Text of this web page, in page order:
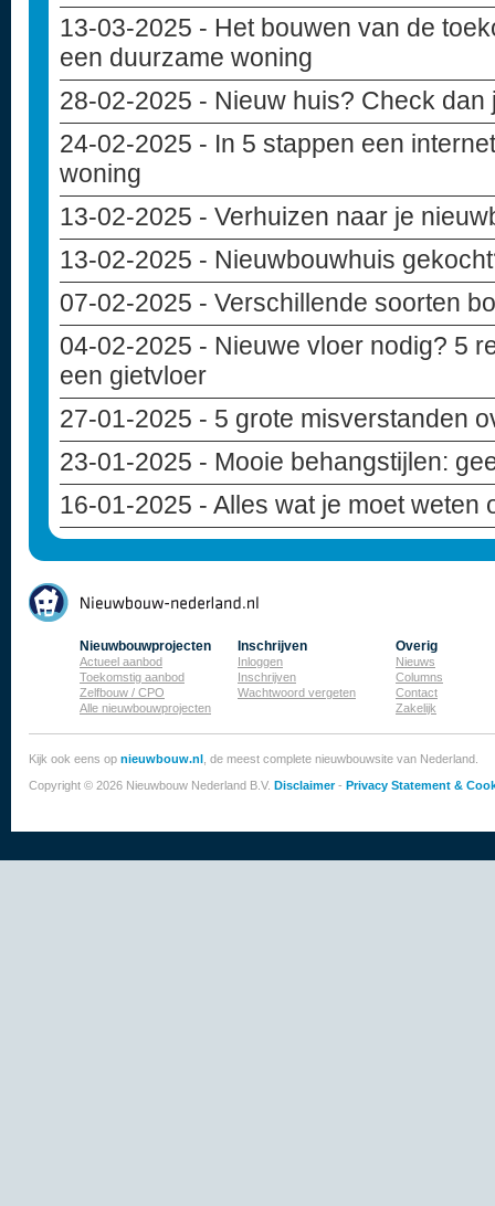
13-03-2025 - Het bouwen van de
een duurzame woning
28-02-2025 - Nieuw huis? Check
24-02-2025 - In 5 stappen een
woning
13-02-2025 - Verhuizen naar je
13-02-2025 - Nieuwbouwhuis
07-02-2025 - Verschillende soorten
04-02-2025 - Nieuwe vloer nodig? 5
een gietvloer
27-01-2025 - 5 grote misverstanden
23-01-2025 - Mooie behangstijlen:
16-01-2025 - Alles wat je moet weten
Nieuwbouwprojecten
Actueel aanbod
Toekomstig aanbod
Zelfbouw / CPO
Alle nieuwbouwprojecten
Inschrijven
Inloggen
Inschrijven
Wachtwoord vergeten
Overig
Nieuws
Columns
Contact
Zakelijk
Kijk ook eens op nieuwbouw.nl , de meest complete nieuwbouwsite van Nederland.
Copyright © 2026 Nieuwbouw Nederland B.V. Disclaimer- Privacy Statement &